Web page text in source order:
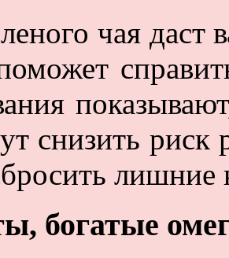
чая
снизить риск
богатые